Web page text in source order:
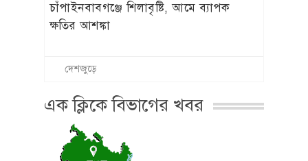
চাঁপাইনবাবগঞ্জে শিলাবৃষ্টি, আমে ব্যাপক
ক্ষতির আশঙ্কা
দেশজুড়ে
এক ক্লিকে বিভাগের খবর